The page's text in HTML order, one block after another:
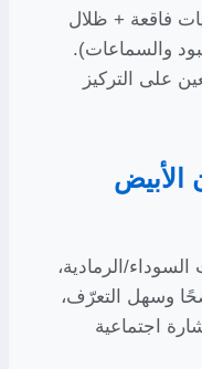
فاقعة + ظلال
والسماعات).
على التركيز
الأبيض
الرمادية،
وسهل التعرّف،
اجتماعية